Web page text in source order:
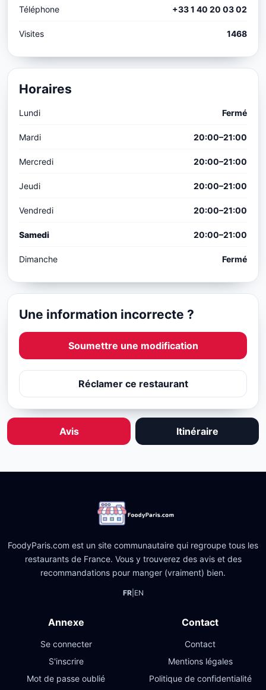
Téléphone +33 1 40 20 03 02
Visites 1468
Horaires
Lundi Fermé
Mardi 20:00–21:00
Mercredi 20:00–21:00
Jeudi 20:00–21:00
Vendredi 20:00–21:00
Samedi 20:00–21:00
Dimanche Fermé
Une information incorrecte ?
Soumettre une modification
Réclamer ce restaurant
Avis Itinéraire
FoodyParis.com est un site communautaire qui regroupe tous les
restaurants de France. Vous y trouverez des avis et des
recommandations pour manger (vraiment) bien.
FR| EN
Annexe
Se connecter
S'inscrire
Mot de passe oublié
Contact
Contact
Mentions légales
Politique de confidentialité